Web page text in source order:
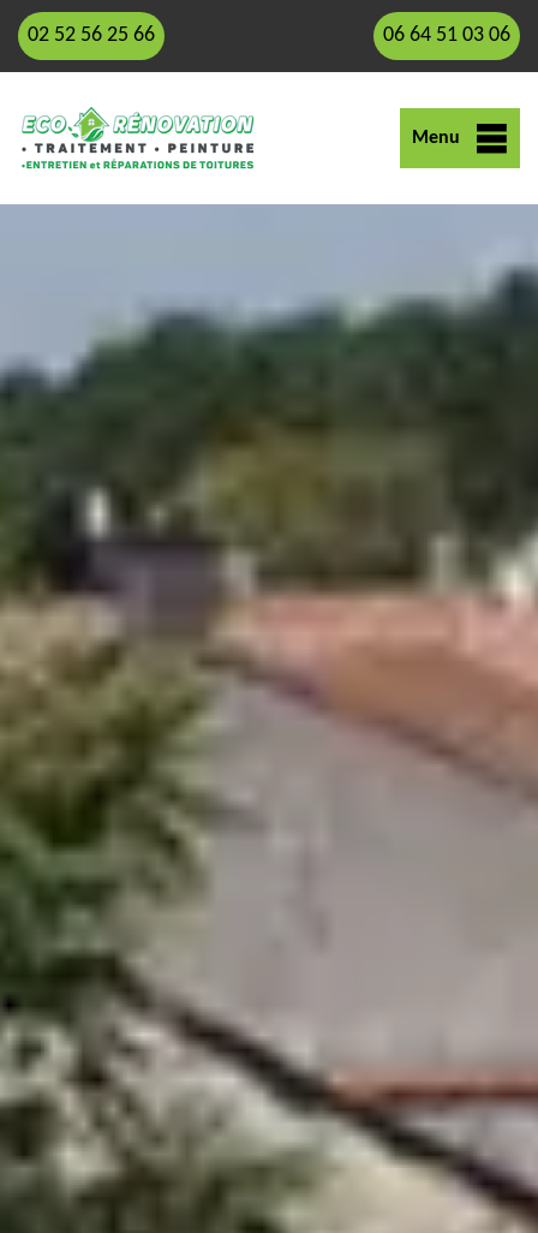
02 52 56 25 66 06 64 51 03 06
Menu